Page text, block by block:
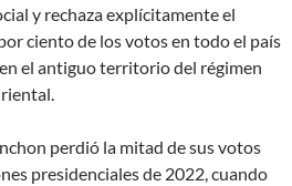
y rechaza explícitamente el
ciento de los votos en todo el país
el antiguo territorio del régimen
perdió la mitad de sus votos
presidenciales de 2022, cuando